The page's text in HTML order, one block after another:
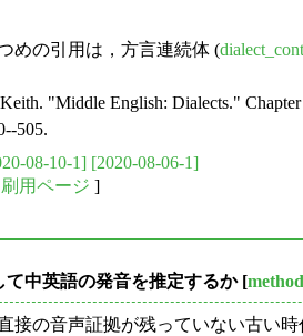
めの引用は，方言連続体 (
"Middle English: Dialects."
505.
08-10-1] [2020-08-06-1]
用ページ ]
て中英語の発音を推定するか[
接の音声証拠が残っていない古い